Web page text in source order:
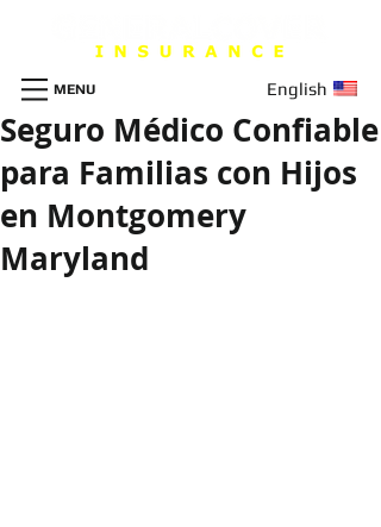
English
MENU
Seguro Médico Confiable
para Familias con Hijos
en Montgomery
Maryland